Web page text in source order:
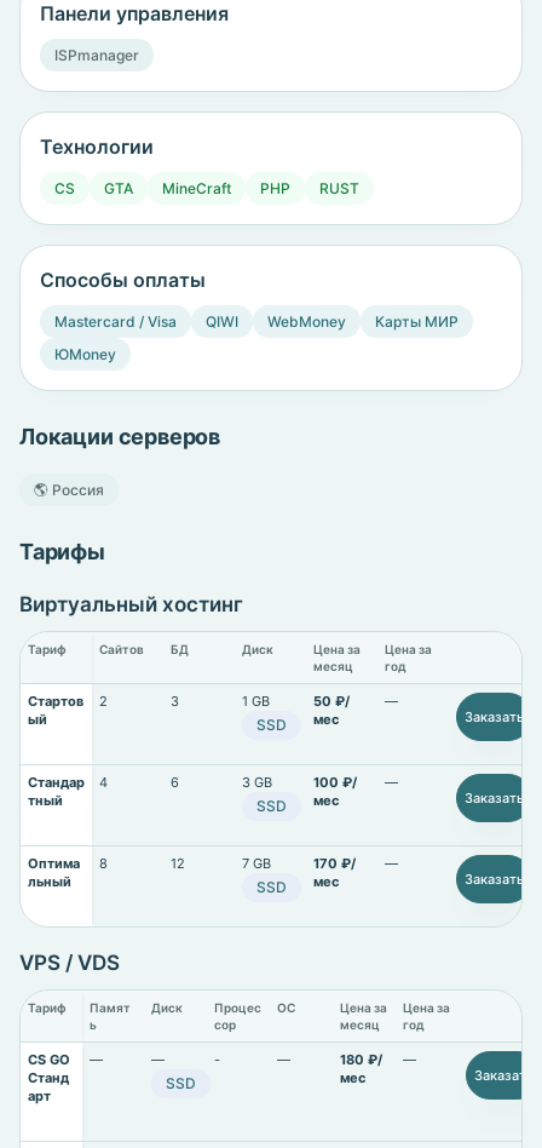
Панели управления
ISPmanager
Технологии
CS GTA MineCraft PHP RUST
Способы оплаты
Mastercard / Visa QIWI WebMoney
Карты МИР
ЮMoney
Локации серверов
🌎 Россия
Тарифы
Виртуальный хостинг
Тариф Сайтов БД Диск
Цена за
месяц
Цена за
год
Стартов
ый
2 3 1 GB
SSD
50 ₽/
мес
—
Заказать
Стандар
тный
4 6 3 GB
SSD
100 ₽/
мес
—
Заказать
Оптима
льный
8 12 7 GB
SSD
170 ₽/
мес
—
Заказать
VPS / VDS
Тариф
Памят
ь
Диск
Процес
сор
ОС
Цена за
месяц
Цена за
год
CS GO
Станд
арт
— —
SSD
- —
180 ₽/
мес
—
Заказать